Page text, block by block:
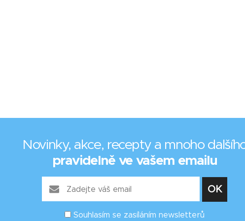
Novinky, akce, recepty a mnoho
pravidelně ve vašem emailu
Souhlasím se zasíláním newsletterů